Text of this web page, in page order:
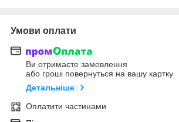
Умови оплати
Ви отримаєте замовлення
або гроші повернуться на вашу картку
Детальніше
Оплатити частинами